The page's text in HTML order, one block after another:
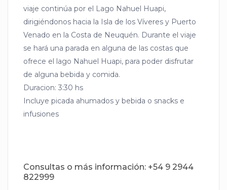
viaje continúa por el Lago Nahuel Huapi,
dirigiéndonos hacia la Isla de los Víveres y Puerto
Venado en la Costa de Neuquén. Durante el viaje
se hará una parada en alguna de las costas que
ofrece el lago Nahuel Huapi, para poder disfrutar
de alguna bebida y comida.
Duracion: 3:30 hs
Incluye picada ahumados y bebida o snacks e
infusiones
Consultas o más información: +54 9 2944
822999